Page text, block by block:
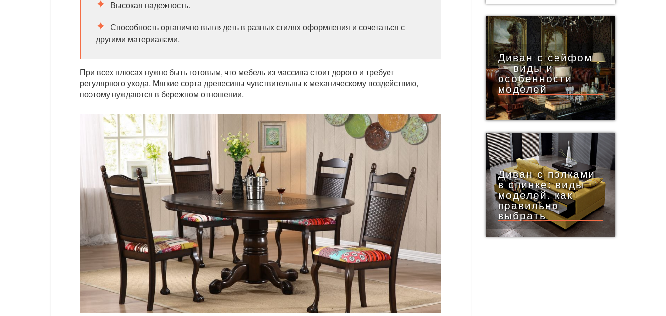
Высокая надежность.
Способность органично выглядеть в разных стилях оформления и сочетаться с
другими материалами.
При всех плюсах нужно быть готовым, что мебель из массива стоит дорого и требует
регулярного ухода. Мягкие сорта древесины чувствительны к механическому воздействию,
поэтому нуждаются в бережном отношении.
Диван с сейфом
— виды и
особенности
моделей
Диван с полками
в спинке: виды
моделей, как
правильно
выбрать